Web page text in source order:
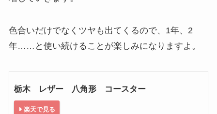
色合いだけでなくツヤも出てくるので、1年、2
年……と使い続けることが楽しみになりますよ。
栃木 レザー 八角形 コースター
楽天で見る